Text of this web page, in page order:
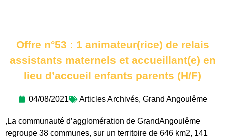
Offre n°53 : 1 animateur(rice) de relais
assistants maternels et accueillant(e) en
lieu d’accueil enfants parents (H/F)
04/08/2021 Articles Archivés, Grand Angoulême
,La communauté d’agglomération de GrandAngoulême
regroupe 38 communes, sur un territoire de 646 km2, 141